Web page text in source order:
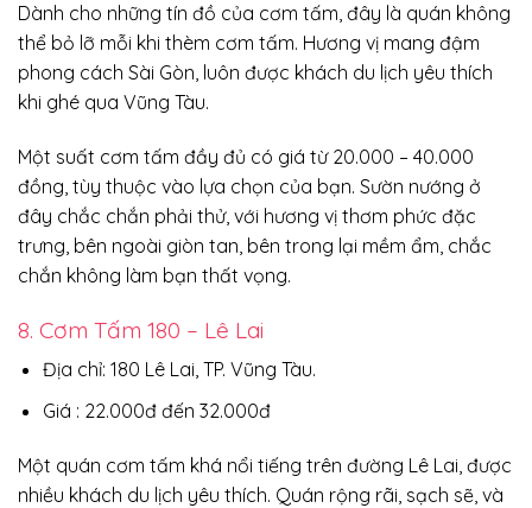
Dành cho những tín đồ của cơm tấm, đây là quán không
thể bỏ lỡ mỗi khi thèm cơm tấm. Hương vị mang đậm
phong cách Sài Gòn, luôn được khách du lịch yêu thích
khi ghé qua Vũng Tàu.
Một suất cơm tấm đầy đủ có giá từ 20.000 – 40.000
đồng, tùy thuộc vào lựa chọn của bạn. Sườn nướng ở
đây chắc chắn phải thử, với hương vị thơm phức đặc
trưng, bên ngoài giòn tan, bên trong lại mềm ẩm, chắc
chắn không làm bạn thất vọng.
8. Cơm Tấm 180 – Lê Lai
Địa chỉ: 180 Lê Lai, TP. Vũng Tàu.
Giá : 22.000đ đến 32.000đ
Một quán cơm tấm khá nổi tiếng trên đường Lê Lai, được
nhiều khách du lịch yêu thích. Quán rộng rãi, sạch sẽ, và